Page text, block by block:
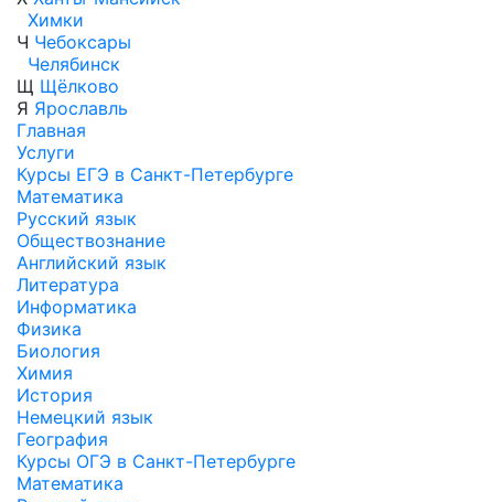
Химки
Ч Чебоксары
Челябинск
Щ Щёлково
Я Ярославль
Главная
Услуги
Курсы ЕГЭ в Санкт-Петербурге
Математика
Русский язык
Обществознание
Английский язык
Литература
Информатика
Физика
Биология
Химия
История
Немецкий язык
География
Курсы ОГЭ в Санкт-Петербурге
Математика